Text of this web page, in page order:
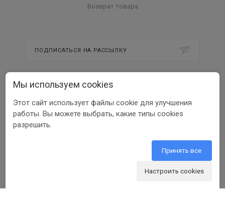
Возврат товара
ПОДПИСАТЬСЯ НА РАССЫЛКУ
8 800 350 56 58
info@beltools.ru
Северный, зд. 7, помещ. 1
Мы используем cookies
Этот сайт использует файлы cookie для улучшения
работы. Вы можете выбрать, какие типы cookies
разрешить.
Настроить cookies
Принять все